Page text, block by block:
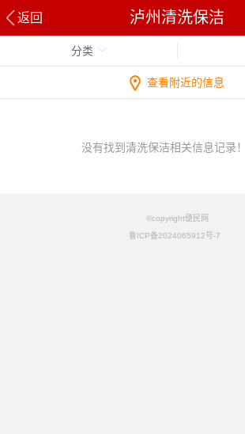
返回 泸州清洗保洁
分类
查看附近的信息
没有找到清洗保洁相关信息记录！
©copyright便民网
鲁ICP备2024065912号-7